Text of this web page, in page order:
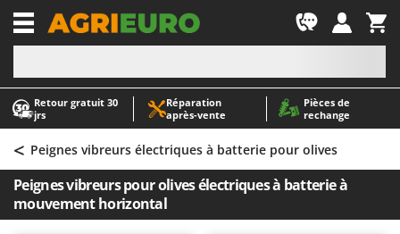
Retour gratuit 30
jrs
Réparation
après‑vente
Pièces de
rechange
-1
A
Abris de jardin
Accessoires pour tracteurs tondeuses autoportés
Aérateurs Scarificateurs pour gazon
Arracheuses de pommes de terre pour tracteur
A
AgriEuro Premium
AgriEuro TOP-LINE
AGT
< Peignes vibreurs électriques à batterie pour olives
Peignes vibreurs pour olives électriques à batterie à
mouvement horizontal